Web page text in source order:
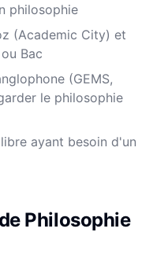
philosophie
(Academic City) et
Bac
(GEMS,
le philosophie
ayant besoin d'un
Philosophie